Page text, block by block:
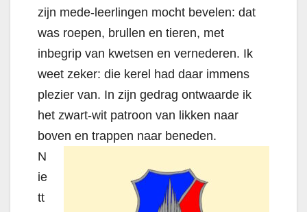
zijn mede-leerlingen mocht bevelen: dat
was roepen, brullen en tieren, met
inbegrip van kwetsen en vernederen. Ik
weet zeker: die kerel had daar immens
plezier van. In zijn gedrag ontwaarde ik
het zwart-wit patroon van likken naar
boven en trappen naar beneden.
N
ie
tt